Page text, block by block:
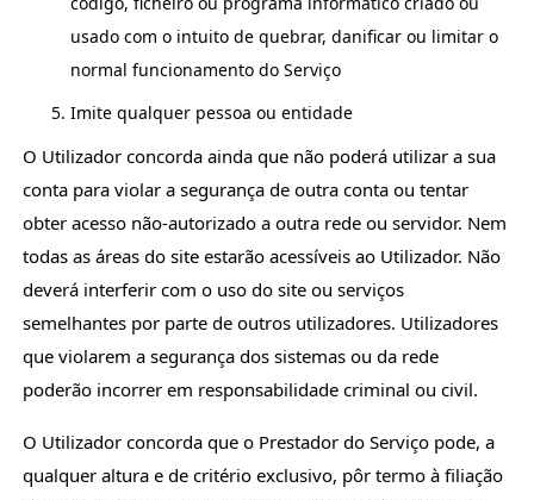
usado com o intuito de quebrar, danificar ou limitar o
normal funcionamento do Serviço
Imite qualquer pessoa ou entidade
O Utilizador concorda ainda que não poderá utilizar a sua
conta para violar a segurança de outra conta ou tentar
obter acesso não-autorizado a outra rede ou servidor. Nem
todas as áreas do site estarão acessíveis ao Utilizador. Não
deverá interferir com o uso do site ou serviços
semelhantes por parte de outros utilizadores. Utilizadores
que violarem a segurança dos sistemas ou da rede
poderão incorrer em responsabilidade criminal ou civil.
O Utilizador concorda que o Prestador do Serviço pode, a
qualquer altura e de critério exclusivo, pôr termo à filiação